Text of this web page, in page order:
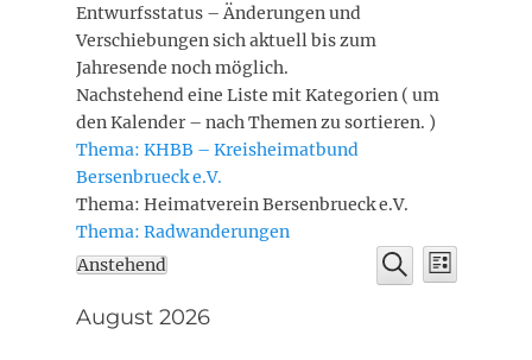
Entwurfsstatus – Änderungen und
Verschiebungen sich aktuell bis zum
Jahresende noch möglich.
Nachstehend eine Liste mit Kategorien ( um
den Kalender – nach Themen zu sortieren. )
Thema: KHBB – Kreisheimatbund
Bersenbrueck e.V.
Thema: Heimatverein Bersenbrueck e.V.
Thema: Radwanderungen
Veranstaltungen
Suche
Suche
Liste
Anstehend
wählen.
August 2026